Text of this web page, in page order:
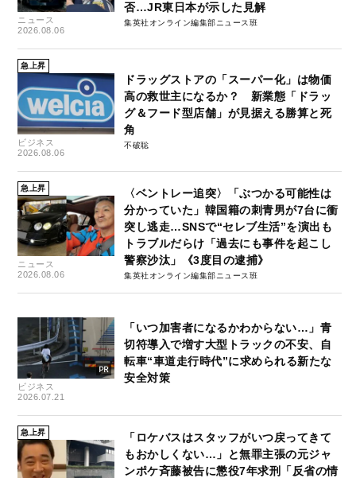
ニュース
2026.08.06
否…JR東日本が示した見解
集英社オンライン編集部ニュース班
急上昇
ビジネス
2026.08.06
ドラッグストアの「スーパー化」は物価
高の救世主になるか？ 新業態「ドラッ
グ＆フード型店舗」が見据える勝算と死
角
不破聡
急上昇
ニュース
2026.08.06
〈ベントレー追突〉「ぶつかる可能性は
分かっていた」韓国籍の刺青男が7台に衝
突し逃走…SNSで“セレブ生活”を演出も
トラブルだらけ「過去にも事件を起こし
警察沙汰」《3度目の逮捕》
集英社オンライン編集部ニュース班
ビジネス
2026.07.21
「いつ加害者になるかわからない…」青
切符導入で増す大型トラックの不安、自
転車“車道走行時代”に求められる新たな
安全対策
急上昇
「ロケバスはスタッフがいつ戻ってきて
もおかしくない…」と無罪主張の元ジャ
ンポケ斉藤被告に懲役7年求刑「反省の情